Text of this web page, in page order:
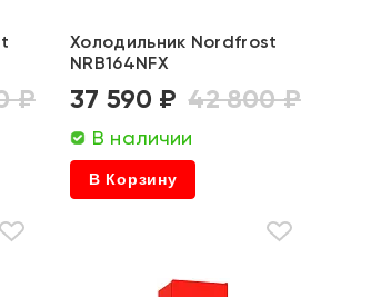
₽
Холодильник Nordfrost
NRB164NFX
37 590 ₽ 42 800 ₽
В наличии
В Корзину